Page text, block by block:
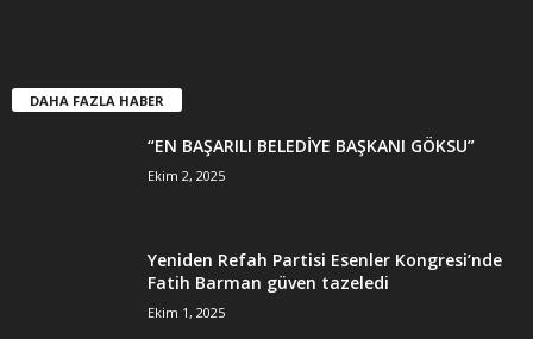
DAHA FAZLA HABER
“EN BAŞARILI BELEDİYE BAŞKANI GÖKSU”
Ekim 2, 2025
Yeniden Refah Partisi Esenler Kongresi’nde
Fatih Barman güven tazeledi
Ekim 1, 2025